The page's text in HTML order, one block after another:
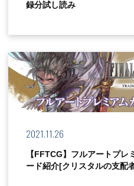
録分試し読み
2021.11.26
【FFTCG】フルアートプレ
ード紹介[クリスタルの支配